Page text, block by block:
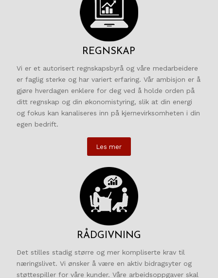
REGNSKAP
Vi er et autorisert regnskapsbyrå og våre medarbeidere
er faglig sterke og har variert erfaring. Vår ambisjon er å
gjøre hverdagen enklere for deg ved å holde orden på
ditt regnskap og din økonomistyring, slik at din energi
og fokus kan kanaliseres inn på kjernevirksomheten i din
egen bedrift.
Les mer
RÅDGIVNING
Det stilles stadig større og mer kompliserte krav til
næringslivet. Vi ønsker å være en aktiv bidragsyter og
støttespiller for våre kunder. Våre arbeidsoppgaver skal